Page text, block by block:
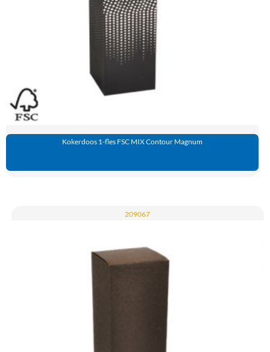
Kokerdoos 1-fles FSC MIX Contour Magnum
209067